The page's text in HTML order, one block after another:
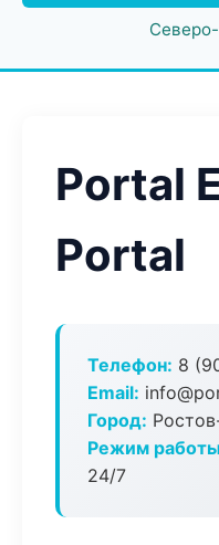
Portal
Portal
Телефон: 8
Email:
Город:
Режим
24/7